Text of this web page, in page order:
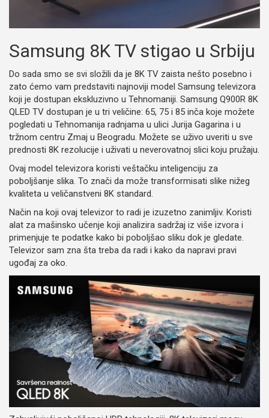
Samsung 8K TV stigao u Srbiju
Do sada smo se svi složili da je 8K TV zaista nešto posebno i
zato ćemo vam predstaviti najnoviji model Samsung televizora
koji je dostupan ekskluzivno u Tehnomaniji. Samsung Q900R 8K
QLED TV dostupan je u tri veličine: 65, 75 i 85 inča koje možete
pogledati u Tehnomanija radnjama u ulici Jurija Gagarina i u
tržnom centru Zmaj u Beogradu. Možete se uživo uveriti u sve
prednosti 8K rezolucije i uživati u neverovatnoj slici koju pružaju.
Ovaj model televizora koristi veštačku inteligenciju za
poboljšanje slika. To znači da može transformisati slike nižeg
kvaliteta u veličanstveni 8K standard.
Način na koji ovaj televizor to radi je izuzetno zanimljiv. Koristi
alat za mašinsko učenje koji analizira sadržaj iz više izvora i
primenjuje te podatke kako bi poboljšao sliku dok je gledate.
Televizor sam zna šta treba da radi i kako da napravi pravi
ugođaj za oko.